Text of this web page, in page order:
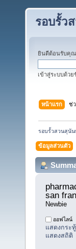
รอบรั้ว
ยินดีต้อนรับคุณ,
เข้าสู่ระบบด้ว
หน้าแรก ช่
รอบรั้วสวนสุนัน
ข้อมูลส่วนตัว
san
Newbie
ออฟไลน์
แสดงกระทู้
แสดงสถิติ